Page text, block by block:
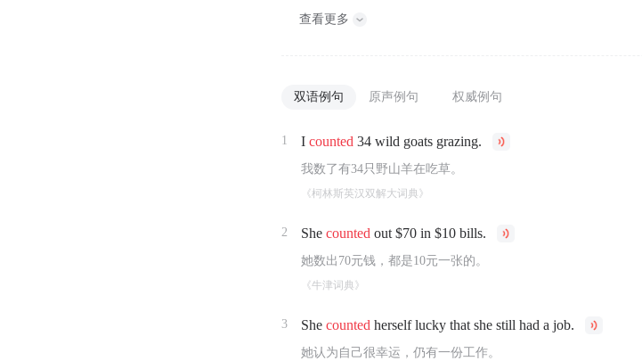
查看更多
双语例句 原声例句 权威例句
1 Icounted 34 wild goats grazing.
我数了有34只野山羊在吃草。
《柯林斯英汉双解大词典》
2 Shecounted out $70 in $10 bills.
她数出70元钱，都是10元一张的。
《牛津词典》
3 Shecounted herself lucky that she still had a job.
她认为自己很幸运，仍有一份工作。